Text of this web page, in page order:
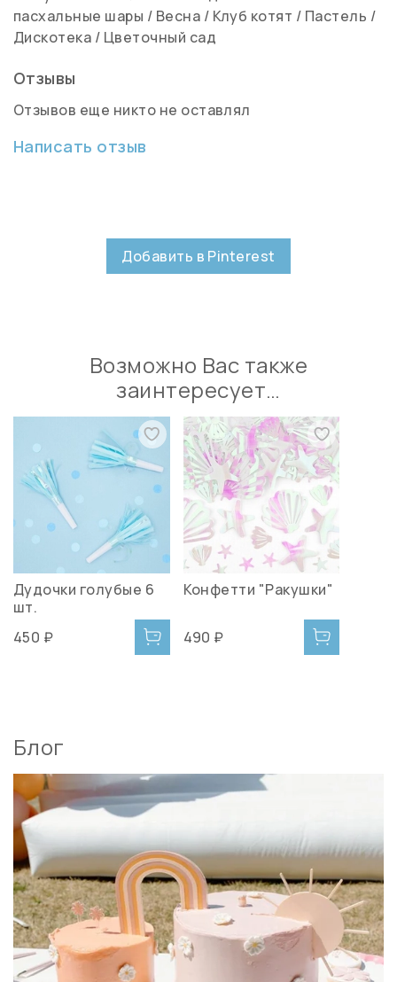
пасхальные шары / Весна / Клуб котят / Пастель /
Дискотека / Цветочный сад
Отзывы
Отзывов еще никто не оставлял
Написать отзыв
Добавить в Pinterest
Возможно Вас также
заинтересует…
Дудочки голубые 6
шт.
450 ₽
Конфетти "Ракушки"
490 ₽
Блог